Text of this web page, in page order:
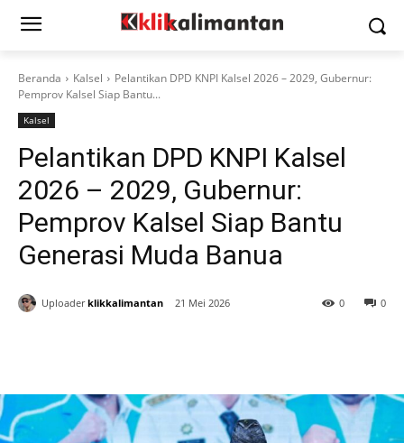
Beranda Kalsel
Pelantikan DPD KNPI Kalsel 2026 – 2029, Gubernur:
Pemprov Kalsel Siap Bantu...
Kalsel
Pelantikan DPD KNPI Kalsel
2026 – 2029, Gubernur:
Pemprov Kalsel Siap Bantu
Generasi Muda Banua
Uploader klikkalimantan 21 Mei 2026 0
0